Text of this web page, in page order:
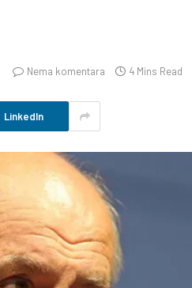
Nema komentara 4 Mins Read
LinkedIn